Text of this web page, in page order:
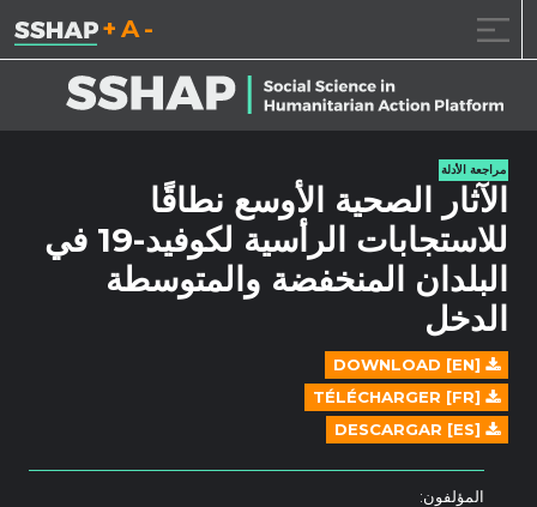
تقليل حجم الخط.
إعادة ضبط حجم
زيادة حجم
مراجعة الأدلة
الآثار الصحية الأوسع نطاقًا
للاستجابات الرأسية لكوفيد-19 في
البلدان المنخفضة والمتوسطة
الدخل
DOWNLOAD [EN]
TÉLÉCHARGER [FR]
DESCARGAR [ES]
المؤلفون: